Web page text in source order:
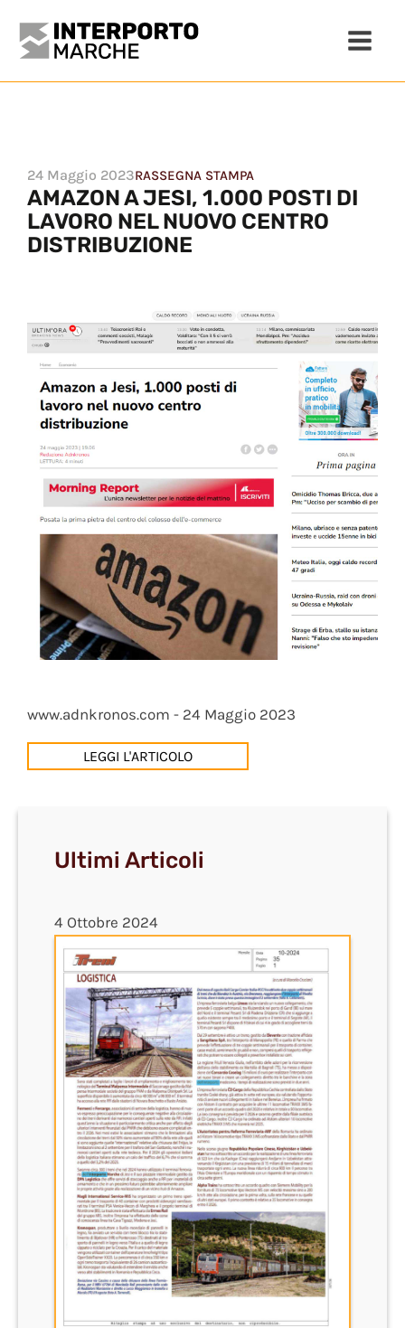
24 Maggio 2023RASSEGNA STAMPA
AMAZON A JESI, 1.000 POSTI DI
LAVORO NEL NUOVO CENTRO
DISTRIBUZIONE
www.adnkronos.com - 24 Maggio 2023
LEGGI L'ARTICOLO
Ultimi Articoli
4 Ottobre 2024